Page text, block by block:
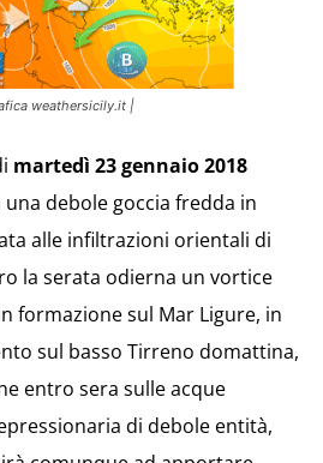
weathersicily.it |
martedì 23 gennaio 2018
debole goccia fredda in
alle infiltrazioni orientali di
la serata odierna un vortice
formazione sul Mar Ligure, in
sul basso Tirreno domattina,
entro sera sulle acque
di debole entità,